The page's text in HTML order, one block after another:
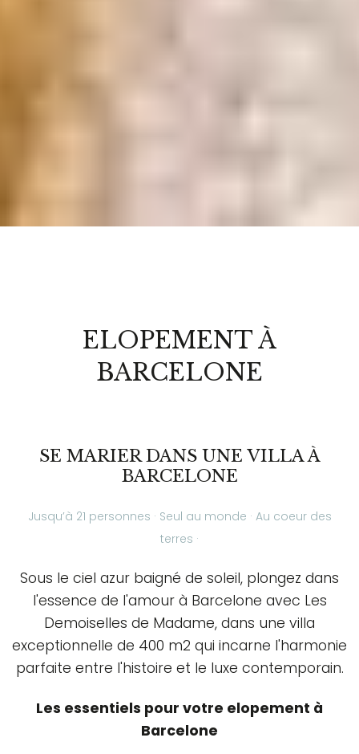
ELOPEMENT À
BARCELONE
SE MARIER DANS UNE VILLA À
BARCELONE
Jusqu’à 21 personnes · Seul au monde · Au coeur des
terres ·
Sous le ciel azur baigné de soleil, plongez dans
l'essence de l'amour à Barcelone avec Les
Demoiselles de Madame, dans une villa
exceptionnelle de 400 m2 qui incarne l'harmonie
parfaite entre l'histoire et le luxe contemporain.
Les essentiels pour votre elopement à
Barcelone